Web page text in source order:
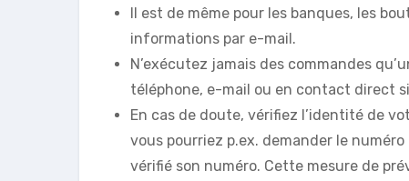
Il est de même pour les banques, les
informations par e-mail.
N’exécutez jamais des commandes
téléphone, e-mail ou en contact direct
En cas de doute, vérifiez l’identité de
vous pourriez p.ex. demander le
vérifié son numéro. Cette mesure de